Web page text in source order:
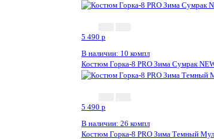
5 490 p
В наличии: 10 компл
Костюм Горка-8 PRO Зима Сумрак
5 490 p
В наличии: 26 компл
Костюм Горка-8 PRO Зима Темный